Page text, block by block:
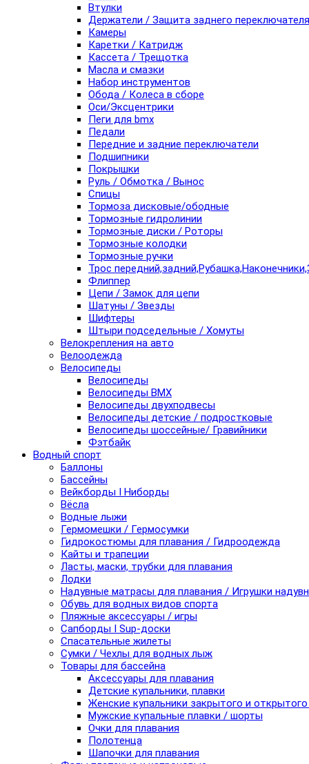
Втулки
Держатели / Защита заднего переключателя
Камеры
Каретки / Катридж
Кассета / Трещотка
Масла и смазки
Набор инструментов
Обода / Колеса в сборе
Оси/Эксцентрики
Пеги для bmx
Педали
Передние и задние переключатели
Подшипники
Покрышки
Руль / Обмотка / Вынос
Спицы
Тормоза дисковые/ободные
Тормозные гидролинии
Тормозные диски / Роторы
Тормозные колодки
Тормозные ручки
Трос
Флиппер
Цепи / Замок для цепи
Шатуны / Звезды
Шифтеры
Штыри подседельные / Хомуты
Велокрепления на авто
Велоодежда
Велосипеды
Велосипеды
Велосипеды BMX
Велосипеды двухподвесы
Велосипеды детские / подростковые
Велосипеды шоссейные/ Гравийники
Фэтбайк
Водный спорт
Баллоны
Бассейны
Вейкборды I Ниборды
Вёсла
Водные лыжи
Гермомешки / Гермосумки
Гидрокостюмы для плавания / Гидроодежда
Кайты и трапеции
Ласты, маски, трубки для плавания
Лодки
Надувные матрасы для плавания / Игрушки
Обувь для водных видов спорта
Пляжные аксессуары / игры
Сапборды I Sup-доски
Спасательные жилеты
Сумки / Чехлы для водных лыж
Товары для бассейна
Аксессуары для плавания
Детские купальники, плавки
Женские купальники закрытого и
Мужские купальные плавки / шорты
Очки для плавания
Полотенца
Шапочки для плавания